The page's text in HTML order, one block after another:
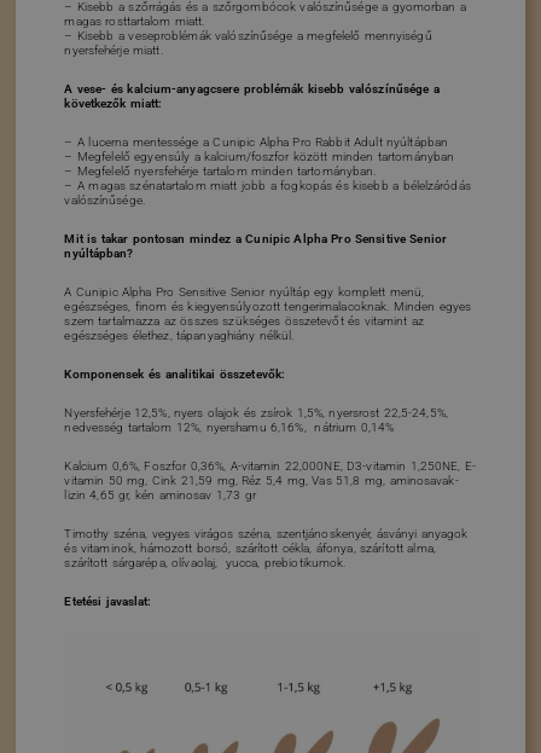
– Kisebb a szőrrágás és a szőrgombócok valószínűsége a gyomorban a
magas rosttartalom miatt.
– Kisebb a veseproblémák valószínűsége a megfelelő mennyiségű
nyersfehérje miatt.
A vese- és kalcium-anyagcsere problémák kisebb valószínűsége a
következők miatt:
– A lucerna mentessége a Cunipic Alpha Pro Rabbit Adult nyúltápban
– Megfelelő egyensúly a kalcium/foszfor között minden tartományban
– Megfelelő nyersfehérje tartalom minden tartományban.
– A magas szénatartalom miatt jobb a fogkopás és kisebb a bélelzáródás
valószínűsége.
Mit is takar pontosan mindez a Cunipic Alpha Pro Sensitive Senior
nyúltápban?
A Cunipic Alpha Pro Sensitive Senior nyúltáp egy komplett menü,
egészséges, finom és kiegyensúlyozott tengerimalacoknak. Minden egyes
szem tartalmazza az összes szükséges összetevőt és vitamint az
egészséges élethez, tápanyaghiány nélkül.
Komponensek és analitikai összetevők:
Nyersfehérje 12,5%, nyers olajok és zsírok 1,5%, nyersrost 22,5-24,5%,
nedvesség tartalom 12%, nyershamu 6,16%, nátrium 0,14%
Kalcium 0,6%, Foszfor 0,36%, A-vitamin 22,000NE, D3-vitamin 1,250NE, E-
vitamin 50 mg, Cink 21,59 mg, Réz 5,4 mg, Vas 51,8 mg, aminosavak-
lizin 4,65 gr, kén aminosav 1,73 gr
Timothy széna, vegyes virágos széna, szentjánoskenyér, ásványi anyagok
és vitaminok, hámozott borsó, szárított cékla, áfonya, szárított alma,
szárított sárgarépa, olívaolaj, yucca, prebiotikumok.
Etetési javaslat: